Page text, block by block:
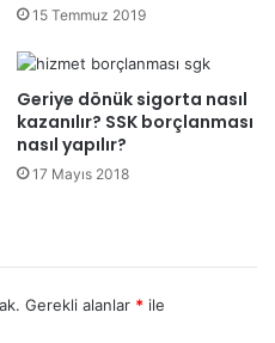
15 Temmuz 2019
Geriye dönük sigorta nasıl
kazanılır? SSK borçlanması
nasıl yapılır?
17 Mayıs 2018
Gerekli alanlar * ile